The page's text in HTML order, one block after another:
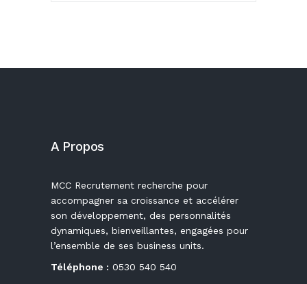
A Propos
MCC Recrutement recherche pour
accompagner sa croissance et accélérer
son développement, des personnalités
dynamiques, bienveillantes, engagées pour
l’ensemble de ses business units.
Téléphone : 0530 540 540